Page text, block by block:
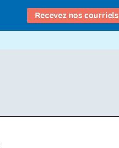
Recevez nos courriels